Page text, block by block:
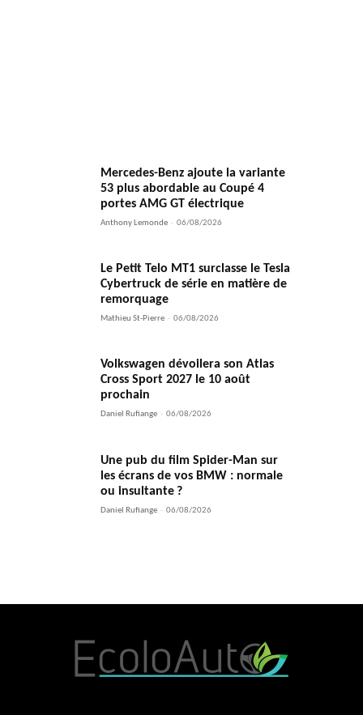
Mercedes-Benz ajoute la variante
53 plus abordable au Coupé 4
portes AMG GT électrique
Anthony Lemonde - 06/08/2026
Le Petit Telo MT1 surclasse le Tesla
Cybertruck de série en matière de
remorquage
Mathieu St-Pierre - 06/08/2026
Volkswagen dévoilera son Atlas
Cross Sport 2027 le 10 août
prochain
Daniel Rufiange - 06/08/2026
Une pub du film Spider-Man sur
les écrans de vos BMW : normale
ou insultante ?
Daniel Rufiange - 06/08/2026